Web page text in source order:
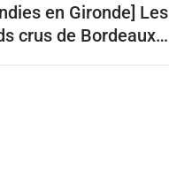
en Gironde] Les
crus de Bordeaux